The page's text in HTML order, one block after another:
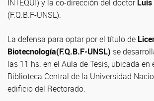
INTEQUI) y la co-dirección del doctorLuis
(F.Q.B.F-UNSL).
La defensa para optar por el título de
Biotecnología(F.Q.B.F-UNSL) se
las 11 hs. en el Aula de Tesis, ubicada en
Biblioteca Central de la Universidad
edificio del Rectorado.